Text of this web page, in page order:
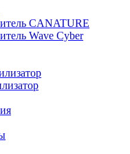
CANATURE
Wave Cyber